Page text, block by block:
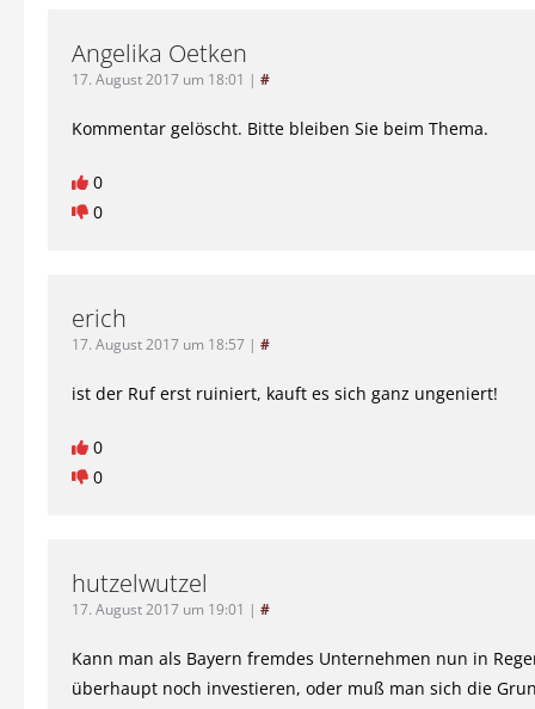
Angelika Oetken
17. August 2017 um 18:01 | #
Kommentar gelöscht. Bitte bleiben Sie beim Thema.
0
0
erich
17. August 2017 um 18:57 | #
ist der Ruf erst ruiniert, kauft es sich ganz ungeniert!
0
0
hutzelwutzel
17. August 2017 um 19:01 | #
Kann man als Bayern fremdes Unternehmen nun in
überhaupt noch investieren, oder muß man sich die